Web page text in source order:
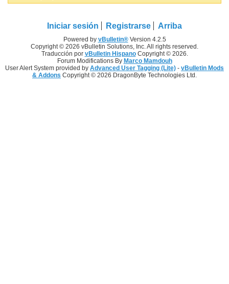
Iniciar sesión Registrarse Arriba
Powered by vBulletin®Version 4.2.5
Copyright © 2026 vBulletin Solutions, Inc. All rights reserved.
Traducción por vBulletin HispanoCopyright © 2026.
Forum Modifications By Marco Mamdouh
User Alert System provided by Advanced User Tagging (Lite) - vBulletin Mods
& Addons Copyright © 2026 DragonByte Technologies Ltd.